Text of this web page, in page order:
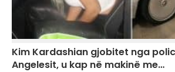
Kim Kardashian gjobitet nga
Angelesit, u kap në makinë me…